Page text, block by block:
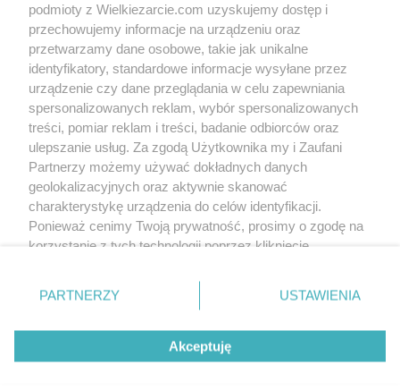
podmioty z Wielkiezarcie.com uzyskujemy dostęp i
przechowujemy informacje na urządzeniu oraz
przetwarzamy dane osobowe, takie jak unikalne
identyfikatory, standardowe informacje wysyłane przez
urządzenie czy dane przeglądania w celu zapewniania
spersonalizowanych reklam, wybór spersonalizowanych
treści, pomiar reklam i treści, badanie odbiorców oraz
ulepszanie usług. Za zgodą Użytkownika my i Zaufani
Partnerzy możemy używać dokładnych danych
geolokalizacyjnych oraz aktywnie skanować
charakterystykę urządzenia do celów identyfikacji.
Ponieważ cenimy Twoją prywatność, prosimy o zgodę na
korzystanie z tych technologii poprzez kliknięcie
zmienić/wycofać klikając przycisk ustawień prywatności
znajdujący się w lewym dolnym rogu strony
rodzaje przetwarzania danych nie wymagają zgody
użytkownika, ale masz prawo sprzeciwić się takiemu
przetwarzaniu. Preferencje będą miały zastosowania tylko
PARTNERZY USTAWIENIA
Akceptuję